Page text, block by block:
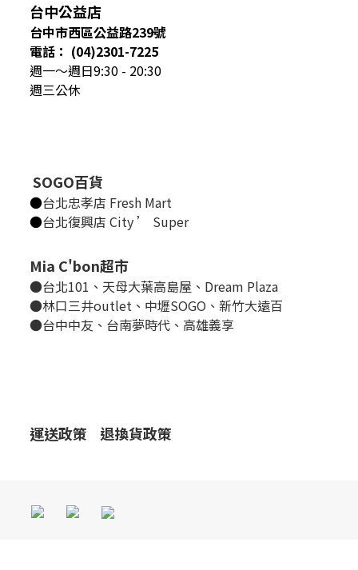
台中公益店
台中市西區公益路239號
電話： (04)2301-7225
週一～週日9:30 - 20:30
週三公休
SOGO百貨
●台北忠孝店 Fresh Mart
●台北復興店 City ’ Super
Mia C'bon超市
●台北101、天母大葉高島屋、Dream Plaza
●林口三井outlet、中壢SOGO、新竹大遠百
●台中中友、台南夢時代、高雄義享
運送政策 退換貨政策